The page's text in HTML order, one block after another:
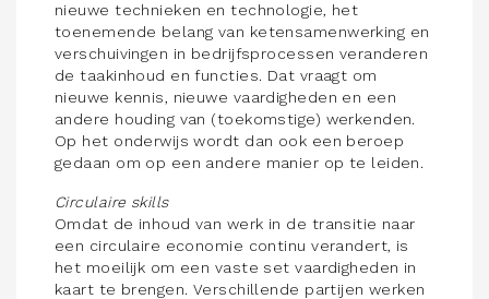
nieuwe technieken en technologie, het
toenemende belang van ketensamenwerking en
verschuivingen in bedrijfsprocessen veranderen
de taakinhoud en functies. Dat vraagt om
nieuwe kennis, nieuwe vaardigheden en een
andere houding van (toekomstige) werkenden.
Op het onderwijs wordt dan ook een beroep
gedaan om op een andere manier op te leiden.
Circulaire skills
Omdat de inhoud van werk in de transitie naar
een circulaire economie continu verandert, is
het moeilijk om een vaste set vaardigheden in
kaart te brengen. Verschillende partijen werken